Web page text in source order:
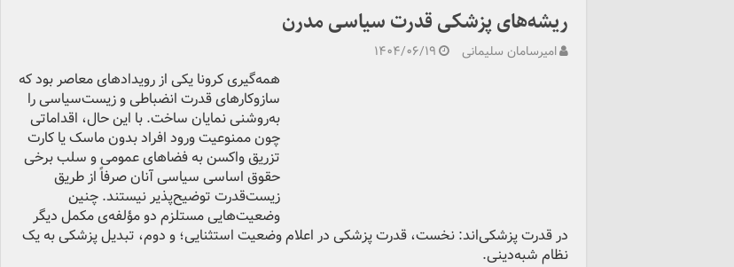
ریشه‌های پزشکی قدرت سیاسی مدرن
امیرسامان سلیمانی ۱۴۰۴/۰۶/۱۹
همه‌گیری کرونا یکی از رویدادهای معاصر بود که
سازوکارهای قدرت انضباطی و زیست‌سیاسی را
به‌روشنی نمایان ساخت. با این حال، اقداماتی
چون ممنوعیت ورود افراد بدون ماسک یا کارت
تزریق واکسن به فضاهای عمومی و سلب برخی
حقوق اساسی سیاسی آنان صرفاً از طریق
زیست‌قدرت توضیح‌پذیر نیستند. چنین
وضعیت‌هایی مستلزم دو مؤلفه‌ی مکمل دیگر
در قدرت پزشکی‌اند: نخست، قدرت پزشکی در اعلام وضعیت استثنایی؛ و دوم، تبدیل پزشکی به یک
نظام شبه‌دینی.